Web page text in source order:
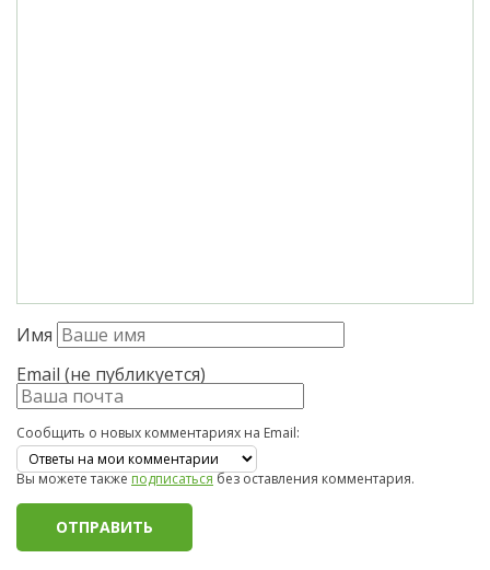
Имя
Email (не публикуется)
Сообщить о новых комментариях на Email:
Вы можете такжеподписатьсябез оставления комментария.